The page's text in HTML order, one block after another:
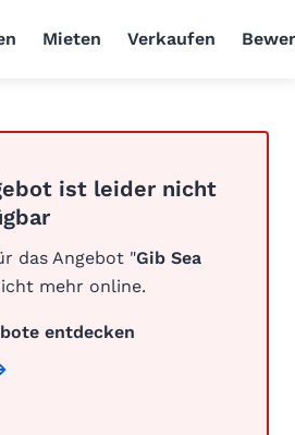
Mieten Verkaufen
ist leider nicht
das Angebot "Gib Sea
mehr online.
entdecken